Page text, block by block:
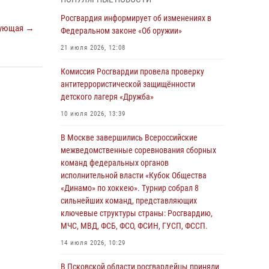
→
Генерал-полковник Юрий Аверин выступил на
смыслов»
03 августа 2026, 17:21
03 августа 2026, 14:10
Росгвардейцы принимают участие в
обеспечении общественной безопасности во
время празднования Дня ВДВ
02 августа 2026, 13:28
За минувшие сутки Псковские росгвардейцы
выезжали два раза на улицу Труда
Росгвардия информирует об изменениях в
Федеральном законе «Об оружии»
21 июля 2026, 12:08
Комиссия Росгвардии провела проверку
антитеррористической защищённости
детского лагеря «Дружба»
10 июля 2026, 13:39
В Москве завершились Всероссийские
межведомственные соревнования сборных
команд федеральных органов
исполнительной власти «Кубок Общества
«Динамо» по хоккею». Турнир собрал 8
сильнейших команд, представляющих
ключевые структуры страны: Росгвардию,
МЧС, МВД, ФСБ, ФСО, ФСИН, ГУСП, ФССП.
14 июля 2026, 10:29
В Псковской области росгвардейцы приняли